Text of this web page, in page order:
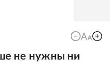
не нужны ни